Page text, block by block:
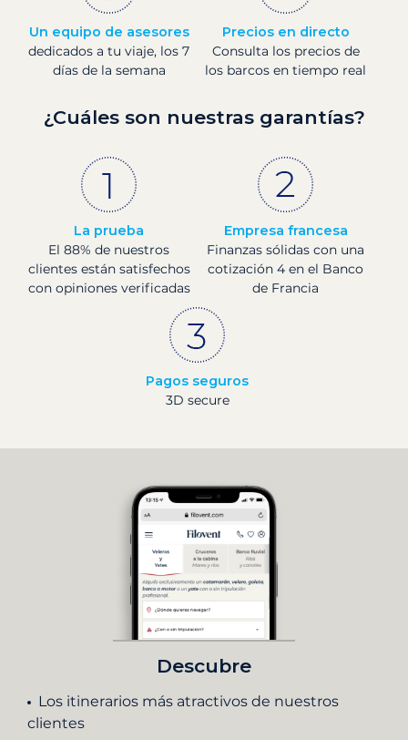
Un equipo de asesores
dedicados a tu viaje, los 7
días de la semana
Precios en directo
Consulta los precios de
los barcos en tiempo real
¿Cuáles son nuestras garantías?
La prueba
El 88% de nuestros
clientes están satisfechos
con opiniones verificadas
Empresa francesa
Finanzas sólidas con una
cotización 4 en el Banco
de Francia
Pagos seguros
3D secure
Descubre
Los itinerarios más atractivos de nuestros
clientes